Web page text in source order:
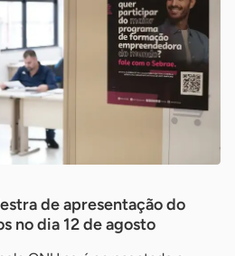
de apresentação do
no dia 12 de agosto